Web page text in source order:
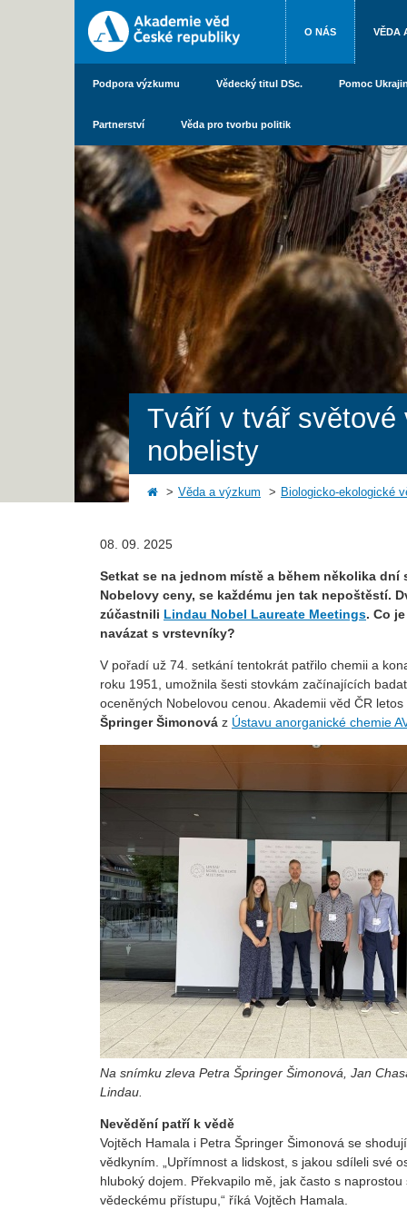
O NÁS VĚDA
Podpora výzkumu Vědecký titul DSc. Pomoc
Partnerství Věda pro tvorbu politik
Tváří v tvář světové
nobelisty
Věda a výzkum Biologicko-ekologické
08. 09. 2025
Setkat se na jednom místě a během několika
Nobelovy ceny, se každému jen tak nepoštěstí.
zúčastnili Lindau Nobel Laureate Meetings. Co
navázat s vrstevníky?
V pořadí už 74. setkání tentokrát patřilo chemii a
roku 1951, umožnila šesti stovkám začínajících
oceněných Nobelovou cenou. Akademii věd ČR
Špringer Šimonová z Ústavu anorganické chemie
Na snímku zleva Petra Špringer Šimonová, Jan
Lindau.
Nevědění patří k vědě
Vojtěch Hamala i Petra Špringer Šimonová se
vědkyním. „Upřímnost a lidskost, s jakou sdíleli své
hluboký dojem. Překvapilo mě, jak často s
vědeckému přístupu,“ říká Vojtěch Hamala.